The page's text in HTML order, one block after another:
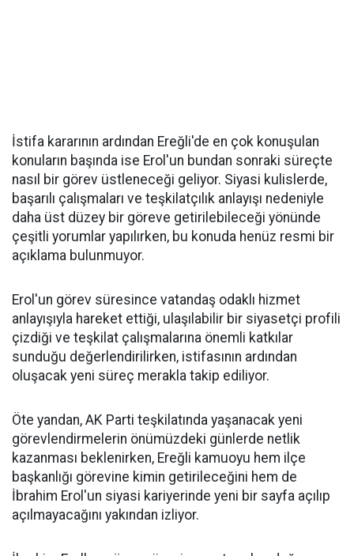
İstifa kararının ardından Ereğli'de en çok konuşulan
konuların başında ise Erol'un bundan sonraki süreçte
nasıl bir görev üstleneceği geliyor. Siyasi kulislerde,
başarılı çalışmaları ve teşkilatçılık anlayışı nedeniyle
daha üst düzey bir göreve getirilebileceği yönünde
çeşitli yorumlar yapılırken, bu konuda henüz resmi bir
açıklama bulunmuyor.
Erol'un görev süresince vatandaş odaklı hizmet
anlayışıyla hareket ettiği, ulaşılabilir bir siyasetçi profili
çizdiği ve teşkilat çalışmalarına önemli katkılar
sunduğu değerlendirilirken, istifasının ardından
oluşacak yeni süreç merakla takip ediliyor.
Öte yandan, AK Parti teşkilatında yaşanacak yeni
görevlendirmelerin önümüzdeki günlerde netlik
kazanması beklenirken, Ereğli kamuoyu hem ilçe
başkanlığı görevine kimin getirileceğini hem de
İbrahim Erol'un siyasi kariyerinde yeni bir sayfa açılıp
açılmayacağını yakından izliyor.